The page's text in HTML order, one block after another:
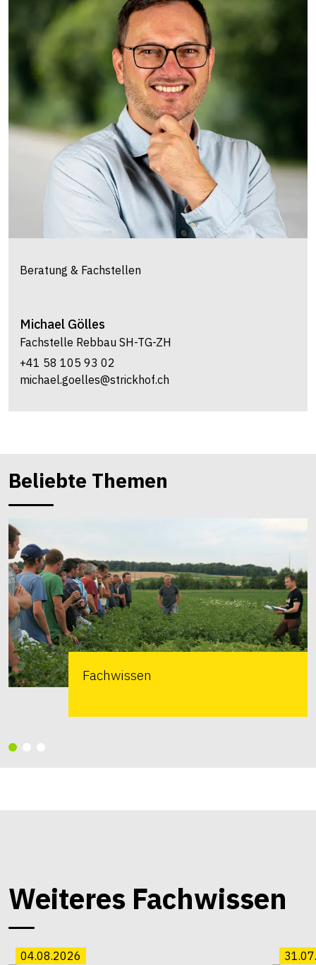
Beratung & Fachstellen
Michael Gölles
Fachstelle Rebbau SH-TG-ZH
+41 58 105 93 02
michael.goelles@strickhof.ch
Beliebte Themen
Fachwissen
Weiteres Fachwissen
04.08.2026